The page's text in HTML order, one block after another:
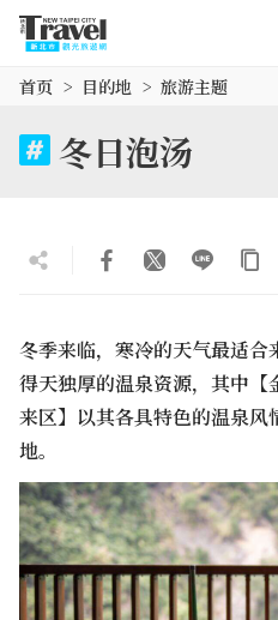
首页 目的地 旅游主题
冬日泡汤
冬季来临，寒冷的天气最适
得天独厚的温泉资源，其中
来区】以其各具特色的温泉
地。